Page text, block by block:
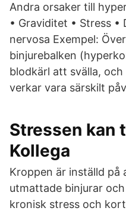
Andra orsaker till
• Graviditet • Stress •
nervosa Exempel:
binjurebalken
blodkärl att svälla,
verkar vara särskilt
Stressen kan
Kollega
Kroppen är inställd på
utmattade binjurar
kronisk stress och